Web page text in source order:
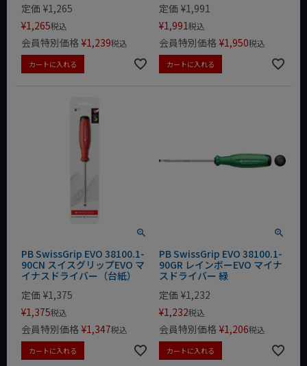
定価 ¥1,265
¥1,265税込
会員特別価格 ¥1,239税込
カートに入れる
定価 ¥1,991
¥1,991税込
会員特別価格 ¥1,950税込
カートに入れる
PB SwissGrip EVO 38100.1-
90CN スイスグリップEVO マ
イナスドライバー（台紙）
定価 ¥1,375
¥1,375税込
会員特別価格 ¥1,347税込
カートに入れる
PB SwissGrip EVO 38100.1-
90GR レインボーEVO マイナ
スドライバー 緑
定価 ¥1,232
¥1,232税込
会員特別価格 ¥1,206税込
カートに入れる